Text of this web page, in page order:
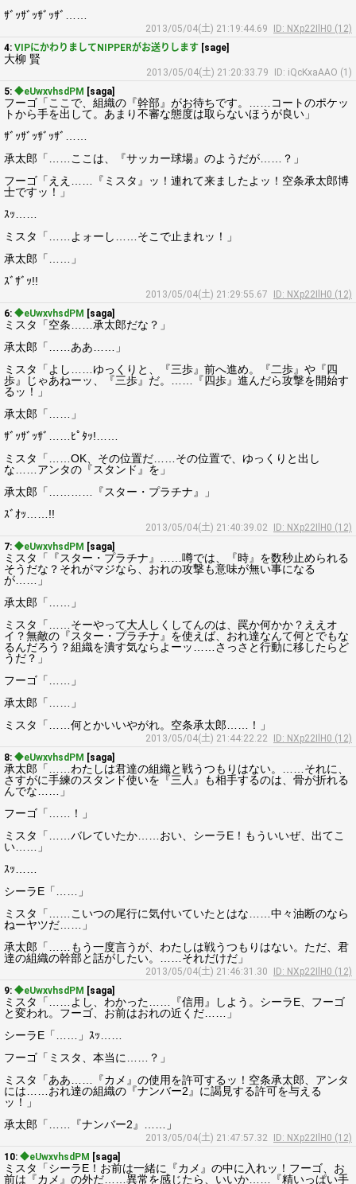
ｻﾞｯｻﾞｯｻﾞｯｻﾞ……
2013/05/04(土) 21:19:44.69
ID: NXp22IlH0 (12)
4: VIPにかわりましてNIPPERがお送りします [sage]
大柳 賢
2013/05/04(土) 21:20:33.79
ID: iQcKxaAAO (1)
5: ◆eUwxvhsdPM [saga]
フーゴ「ここで、組織の『幹部』がお待ちです。……コートのポケッ
トから手を出して。あまり不審な態度は取らないほうが良い」
ｻﾞｯｻﾞｯｻﾞｯｻﾞ……
承太郎「……ここは、『サッカー球場』のようだが……？」
フーゴ「ええ……『ミスタ』ッ！連れて来ましたよッ！空条承太郎博
士ですッ！」
ｽｯ……
ミスタ「……よォーし……そこで止まれッ！」
承太郎「……」
ｽﾞｻﾞｯ!!
2013/05/04(土) 21:29:55.67
ID: NXp22IlH0 (12)
6: ◆eUwxvhsdPM [saga]
ミスタ「空条……承太郎だな？」
承太郎「……ああ……」
ミスタ「よし……ゆっくりと、『三歩』前へ進め。『二歩』や『四
歩』じゃあねーッ、『三歩』だ。……『四歩』進んだら攻撃を開始す
るッ！」
承太郎「……」
ｻﾞｯｻﾞｯｻﾞ……ﾋﾟﾀｯ!……
ミスタ「……OK、その位置だ……その位置で、ゆっくりと出し
な……アンタの『スタンド』を」
承太郎「…………『スター・プラチナ』」
ｽﾞｵｯ……!!
2013/05/04(土) 21:40:39.02
ID: NXp22IlH0 (12)
7: ◆eUwxvhsdPM [saga]
ミスタ「『スター・プラチナ』……噂では、『時』を数秒止められる
そうだな？それがマジなら、おれの攻撃も意味が無い事になる
が……」
承太郎「……」
ミスタ「……そーやって大人しくしてんのは、罠か何かか？ええオ
イ？無敵の『スター・プラチナ』を使えば、おれ達なんて何とでもな
るんだろう？組織を潰す気ならよーッ……さっさと行動に移したらど
うだ？」
フーゴ「……」
承太郎「……」
ミスタ「……何とかいいやがれ。空条承太郎……！」
2013/05/04(土) 21:44:22.22
ID: NXp22IlH0 (12)
8: ◆eUwxvhsdPM [saga]
承太郎「……わたしは君達の組織と戦うつもりはない。……それに、
さすがに手練のスタンド使いを『三人』も相手するのは、骨が折れる
んでな……」
フーゴ「……！」
ミスタ「……バレていたか……おい、シーラE！もういいぜ、出てこ
い……」
ｽｯ……
シーラE「……」
ミスタ「……こいつの尾行に気付いていたとはな……中々油断のなら
ねーヤツだ……」
承太郎「……もう一度言うが、わたしは戦うつもりはない。ただ、君
達の組織の幹部と話がしたい。……それだけだ」
2013/05/04(土) 21:46:31.30
ID: NXp22IlH0 (12)
9: ◆eUwxvhsdPM [saga]
ミスタ「……よし、わかった……『信用』しよう。シーラE、フーゴ
と変われ。フーゴ、お前はおれの近くだ……」
シーラE「……」ｽｯ……
フーゴ「ミスタ、本当に……？」
ミスタ「ああ……『カメ』の使用を許可するッ！空条承太郎、アンタ
には……おれ達の組織の『ナンバー2』に謁見する許可を与える
ッ！」
承太郎「……『ナンバー2』……」
2013/05/04(土) 21:47:57.32
ID: NXp22IlH0 (12)
10: ◆eUwxvhsdPM [saga]
ミスタ「シーラE！お前は一緒に『カメ』の中に入れッ！フーゴ、お
前は『カメ』の外だ……異常を感じたら、いいか……『精いっぱい手